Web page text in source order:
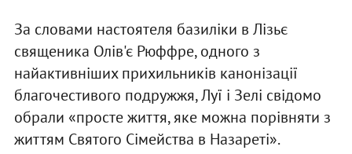
За словами настоятеля базиліки в Лізьє
священика Олів'є Рюффре, одного з
найактивніших прихильників канонізації
благочестивого подружжя, Луї і Зелі свідомо
обрали «просте життя, яке можна порівняти з
життям Святого Сімейства в Назареті».